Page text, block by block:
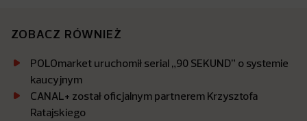
ZOBACZ RÓWNIEŻ
POLOmarket uruchomił serial „90 SEKUND” o systemie
kaucyjnym
CANAL+ został oficjalnym partnerem Krzysztofa
Ratajskiego